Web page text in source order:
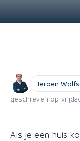
Jeroen
geschreven op
Als je een huis